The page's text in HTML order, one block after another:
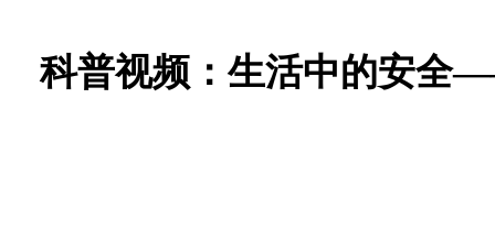
科普视频：生活中的安全